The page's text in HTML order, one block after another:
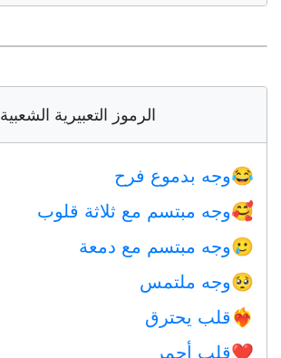
الرموز التعبيرية الشعبية
😂وجه بدموع فرح
🥰وجه مبتسم مع ثلاثة قلوب
🥲وجه مبتسم مع دمعة
🥺وجه ملتمس
❤️‍🔥 قلب يحترق
❤️قلب أحمر